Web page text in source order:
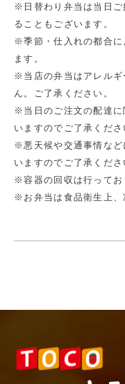
※日替わり弁当は当日ご
ることもございます。
※季節・仕入れの都合に
ます。
※当店の弁当はアレル
ん。ご了承ください。
※当日のご注文の配達に
いますのでご了承くださ
※悪天候や交通事情など
いますのでご了承くださ
※容器の回収は行ってお
※お弁当は食品衛生上、